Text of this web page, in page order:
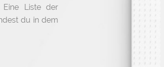
Eine Liste der
du in dem